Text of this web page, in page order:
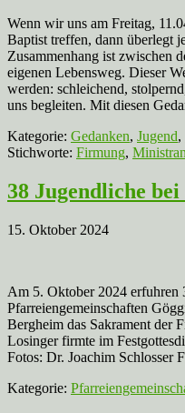
Wenn wir uns am Freitag,
Baptist treffen, dann überlegt
Zusammenhang ist zwischen
eigenen Lebensweg. Dieser
werden: schleichend,
uns begleiten. Mit diesen
Kategorie: Gedanken, Jugend,
Stichworte: Firmung,
38 Jugendliche
15. Oktober 2024
Am 5. Oktober 2024 erfuhren
Pfarreiengemeinschaften
Bergheim das Sakrament der
Losinger firmte im
Fotos: Dr. Joachim Schlosser
Kategorie: